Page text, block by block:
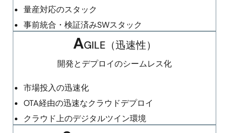
量産対応のスタック
事前統合・検証済みSWスタック
AGILE（迅速性）
開発とデプロイのシームレス化
市場投入の迅速化
OTA経由の迅速なクラウドデプロイ
クラウド上のデジタルツイン環境